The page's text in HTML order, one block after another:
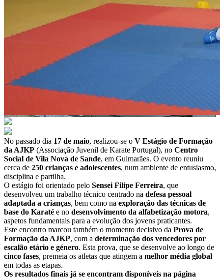
No passado dia 17 de maio, realizou-se o V Estágio de Formação
da AJKP (Associação Juvenil de Karate Portugal), no Centro
Social de Vila Nova de Sande, em Guimarães. O evento reuniu
cerca de 250 crianças e adolescentes, num ambiente de entusiasmo,
disciplina e partilha.
O estágio foi orientado pelo Sensei Filipe Ferreira, que
desenvolveu um trabalho técnico centrado na defesa pessoal
adaptada a crianças, bem como na exploração das técnicas de
base do Karaté e no desenvolvimento da alfabetização motora,
aspetos fundamentais para a evolução dos jovens praticantes.
Este encontro marcou também o momento decisivo da Prova de
Formação da AJKP, com a determinação dos vencedores por
escalão etário e género. Esta prova, que se desenvolve ao longo de
cinco fases, premeia os atletas que atingem a melhor média global
em todas as etapas.
Os resultados finais já se encontram disponíveis na página